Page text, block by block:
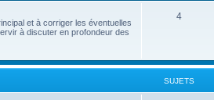
et à corriger les éventuelles
à discuter en profondeur des
4
SUJETS